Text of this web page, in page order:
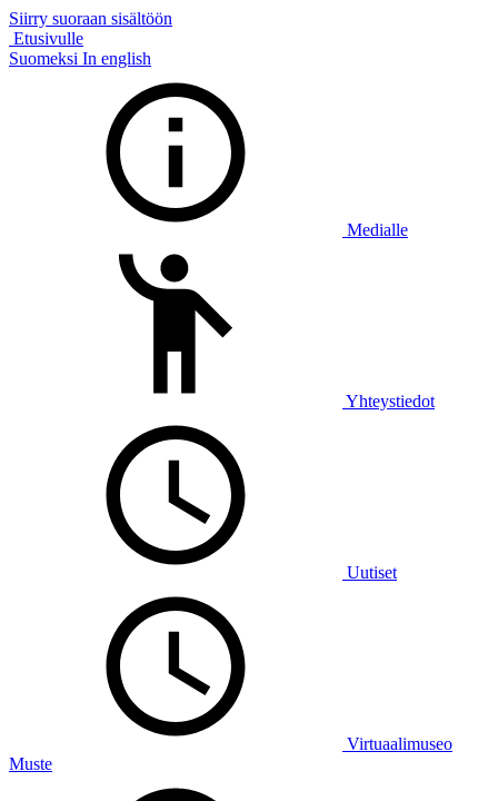
Siirry suoraan sisältöön
Etusivulle
Suomeksi In english
Medialle
Yhteystiedot
Uutiset
Virtuaalimuseo
Muste